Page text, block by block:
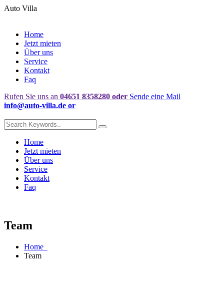
Auto Villa
Home
Jetzt mieten
Über uns
Service
Kontakt
Faq
Rufen Sie uns an 04651 8358280 oder Sende eine Mail
info@auto-villa.de or
Home
Jetzt mieten
Über uns
Service
Kontakt
Faq
Team
Home
Team